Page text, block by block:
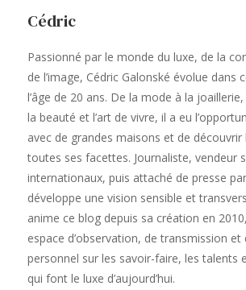
Cédric
Passionné par le monde du luxe, de la
de l’image, Cédric Galonské évolue dans
l’âge de 20 ans. De la mode à la
la beauté et l’art de vivre, il a eu
avec de grandes maisons et de découvrir
toutes ses facettes. Journaliste, vendeur
internationaux, puis attaché de presse
développe une vision sensible et
anime ce blog depuis sa création en
espace d’observation, de transmission et
personnel sur les savoir-faire, les talents
qui font le luxe d’aujourd’hui.